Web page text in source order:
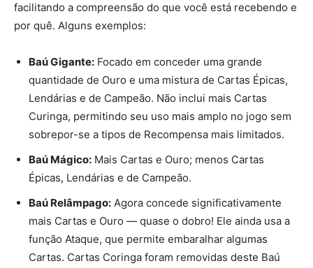
facilitando a compreensão do que você está recebendo e
por quê. Alguns exemplos:
Baú Gigante: Focado em conceder uma grande
quantidade de Ouro e uma mistura de Cartas Épicas,
Lendárias e de Campeão. Não inclui mais Cartas
Curinga, permitindo seu uso mais amplo no jogo sem
sobrepor-se a tipos de Recompensa mais limitados.
Baú Mágico: Mais Cartas e Ouro; menos Cartas
Épicas, Lendárias e de Campeão.
Baú Relâmpago: Agora concede significativamente
mais Cartas e Ouro — quase o dobro! Ele ainda usa a
função Ataque, que permite embaralhar algumas
Cartas. Cartas Coringa foram removidas deste Baú